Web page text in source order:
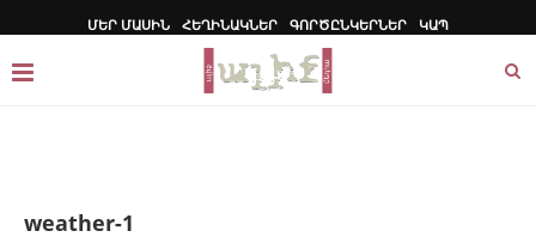
ՄԵՐ ՄԱՍԻՆ ՀԵՂԻՆԱԿՆԵՐ ԳՈՐԾԸՆԿԵՐՆԵՐ ԿԱՊ
weather-1